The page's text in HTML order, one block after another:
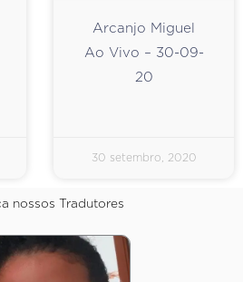
Arcanjo Miguel
Ao Vivo – 30-09-
20
30 setembro, 2020
nossos Tradutores